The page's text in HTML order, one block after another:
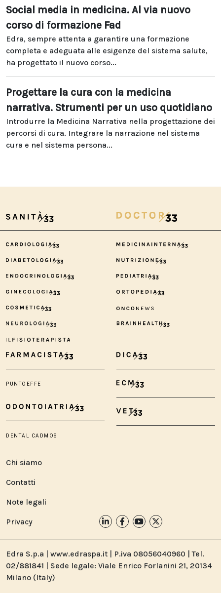
Social media in medicina. Al via nuovo
corso di formazione Fad
Edra, sempre attenta a garantire una formazione
completa e adeguata alle esigenze del sistema salute,
ha progettato il nuovo corso...
Progettare la cura con la medicina
narrativa. Strumenti per un uso quotidiano
Introdurre la Medicina Narrativa nella progettazione dei
percorsi di cura. Integrare la narrazione nel sistema
cura e nel sistema persona...
Chi siamo
Contatti
Note legali
Privacy
Edra S.p.a | www.edraspa.it | P.iva 08056040960 | Tel.
02/881841 | Sede legale: Viale Enrico Forlanini 21, 20134
Milano (Italy)